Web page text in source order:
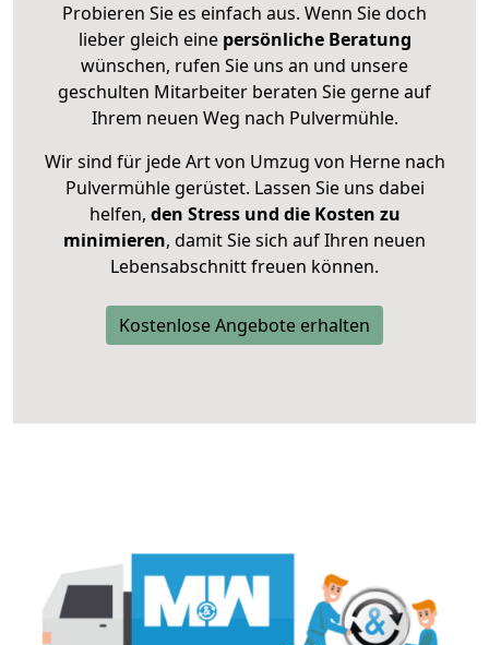
Probieren Sie es einfach aus. Wenn Sie doch
lieber gleich eine persönliche Beratung
wünschen, rufen Sie uns an und unsere
geschulten Mitarbeiter beraten Sie gerne auf
Ihrem neuen Weg nach Pulvermühle.
Wir sind für jede Art von Umzug von Herne nach
Pulvermühle gerüstet. Lassen Sie uns dabei
helfen, den Stress und die Kosten zu
minimieren, damit Sie sich auf Ihren neuen
Lebensabschnitt freuen können.
Kostenlose Angebote erhalten